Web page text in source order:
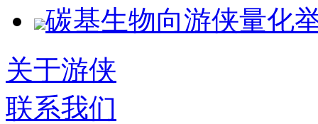
碳基生物向游侠量化
关于游侠
联系我们